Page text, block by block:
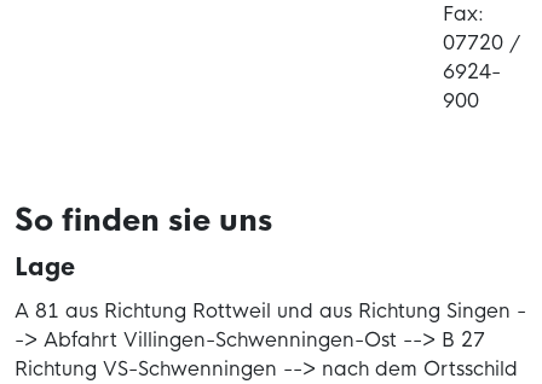
Fax:
07720 /
6924-
900
So finden sie uns
Lage
A 81 aus Richtung Rottweil und aus Richtung Singen -
-> Abfahrt Villingen-Schwenningen-Ost --> B 27
Richtung VS-Schwenningen --> nach dem Ortsschild